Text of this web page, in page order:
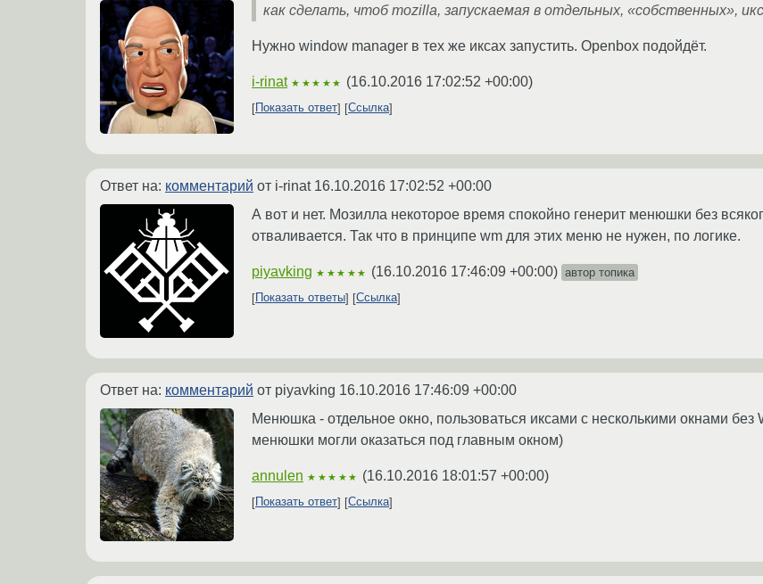
как сделать, чтоб mozilla, запускаемая в отдельных, «собственных»,
Нужно window manager в тех же иксах запустить. Openbox подойдёт.
i-rinat ★★★★★ (16.10.2016 17:02:52 +00:00)
Показать ответ Ссылка
Ответ на: комментарий от i-rinat 16.10.2016 17:02:52 +00:00
А вот и нет. Мозилла некоторое время спокойно генерит менюшки без
отваливается. Так что в принципе wm для этих меню не нужен, по логике.
piyavking ★★★★★ (16.10.2016 17:46:09 +00:00) автор топика
Показать ответы
Ссылка
Ответ на: комментарий от piyavking 16.10.2016 17:46:09 +00:00
Менюшка - отдельное окно, пользоваться иксами с несколькими окнами
менюшки могли оказаться под главным окном)
annulen ★★★★★ (16.10.2016 18:01:57 +00:00)
Показать ответ Ссылка